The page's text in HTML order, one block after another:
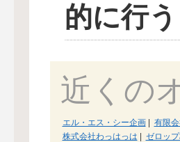
的に行う
近くの
エル・エス・シー企画| 有限
株式会社わっはっは
ゼロッ